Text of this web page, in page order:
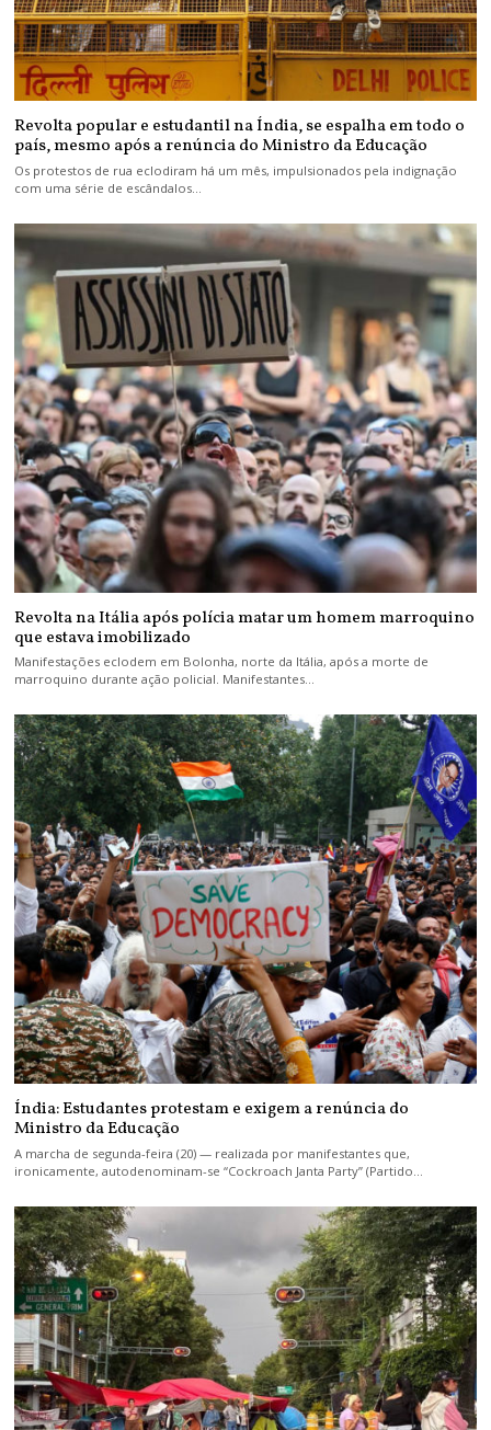
Revolta popular e estudantil na Índia, se espalha em todo o
país, mesmo após a renúncia do Ministro da Educação
Os protestos de rua eclodiram há um mês, impulsionados pela indignação
com uma série de escândalos…
Revolta na Itália após polícia matar um homem marroquino
que estava imobilizado
Manifestações eclodem em Bolonha, norte da Itália, após a morte de
marroquino durante ação policial. Manifestantes…
Índia: Estudantes protestam e exigem a renúncia do
Ministro da Educação
A marcha de segunda-feira (20) — realizada por manifestantes que,
ironicamente, autodenominam-se “Cockroach Janta Party” (Partido…